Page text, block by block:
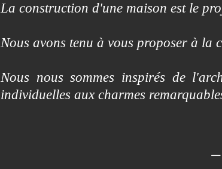
La construction d'une maison est le
Nous avons tenu à vous proposer à la
Nous nous sommes inspirés de
individuelles aux charmes
—